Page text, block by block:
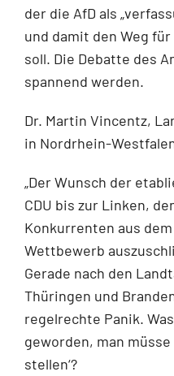
der die AfD als
und damit den Weg
soll. Die Debatte des
spannend werden.
Dr. Martin Vincentz,
in Nordrhein-
„Der Wunsch der
CDU bis zur Linken,
Konkurrenten aus
Wettbewerb
Gerade nach den
Thüringen und
regelrechte Panik.
geworden, man
stellen‘?